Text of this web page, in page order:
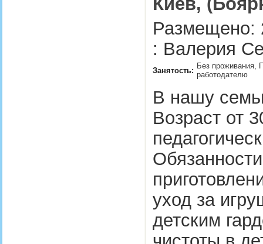
Размещено:
: Валерия
Занятость:
Без проживания,
работодателю
В нашу
Возраст от
уход за
детским